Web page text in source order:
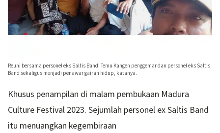
Reuni bersama personel eks Saltis Band. Temu Kangen penggemar dan personel eks Saltis
Band sekaligus menjadi penawar gairah hidup, katanya.
Khusus penampilan di malam pembukaan Madura
Culture Festival 2023. Sejumlah personel ex Saltis Band
itu menuangkan kegembiraan